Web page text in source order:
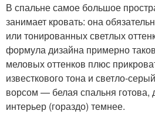
В спальне самое большое
занимает кровать: она
или тонированных светлых
формула дизайна примерно
меловых оттенков плюс
известкового тона и светло-
ворсом — белая спальня готова,
интерьер (гораздо) темнее.